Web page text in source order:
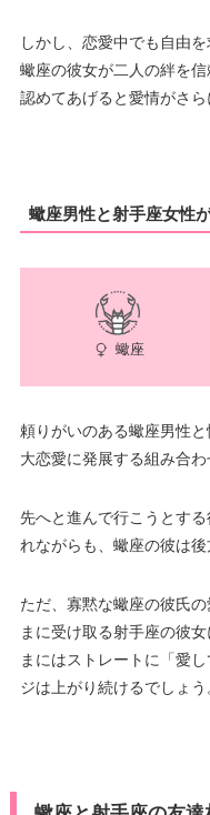
しかし、恋愛中でも自由
蠍座の彼女が二人の絆を
認めてあげると愛情がさら
蠍座男性と射手座女性
蠍座
頼りがいのある蠍座男性と
大恋愛に発展する組み合わ
先へと進んで行こうとす
れながらも、蠍座の彼は後
ただ、寡黙な蠍座の彼氏
まに受け取る射手座の彼
まにはストレートに「愛
ジは上がり続けるでしょう